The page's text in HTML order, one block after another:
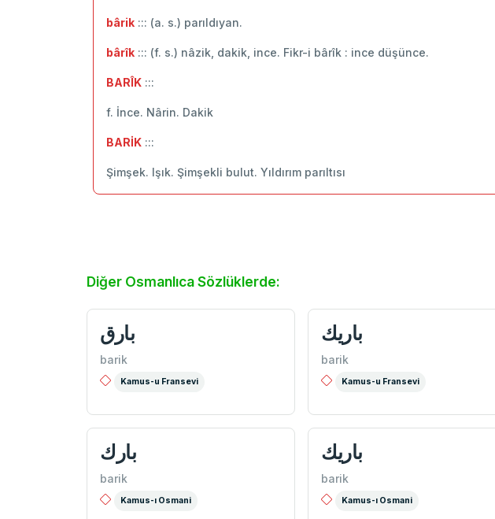
bârik ::: (a. s.) parıldıyan.
bârîk ::: (f. s.) nâzik, dakik, ince. Fikr-i bârîk : ince düşünce.
BARÎK :::
f. İnce. Nârin. Dakik
BARİK :::
Şimşek. Işık. Şimşekli bulut. Yıldırım parıltısı
Diğer Osmanlıca Sözlüklerde:
بارق
barik
Kamus-u Fransevi
باريك
barik
Kamus-u Fransevi
بارك
barik
Kamus-ı Osmani
باريك
barik
Kamus-ı Osmani